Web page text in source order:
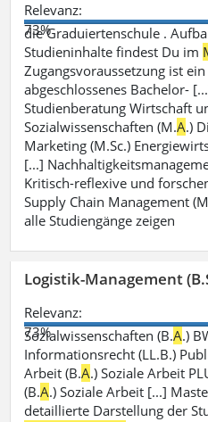
Relevanz:
73%
die Graduiertenschule .
Studieninhalte findest Du im
Zugangsvoraussetzung ist
abgeschlossenes Bachelor-
Studienberatung Wirtschaft
Sozialwissenschaften (M.A.)
Marketing (M.Sc.)
[...]
Kritisch-reflexive und
Supply Chain Management
alle Studiengänge zeigen
Logistik-Management
Relevanz:
73%
Sozialwissenschaften (B.A.)
Informationsrecht (LL.B.)
Arbeit (B.A.) Soziale Arbeit
(B.A.) Soziale Arbeit [...]
detaillierte Darstellung der